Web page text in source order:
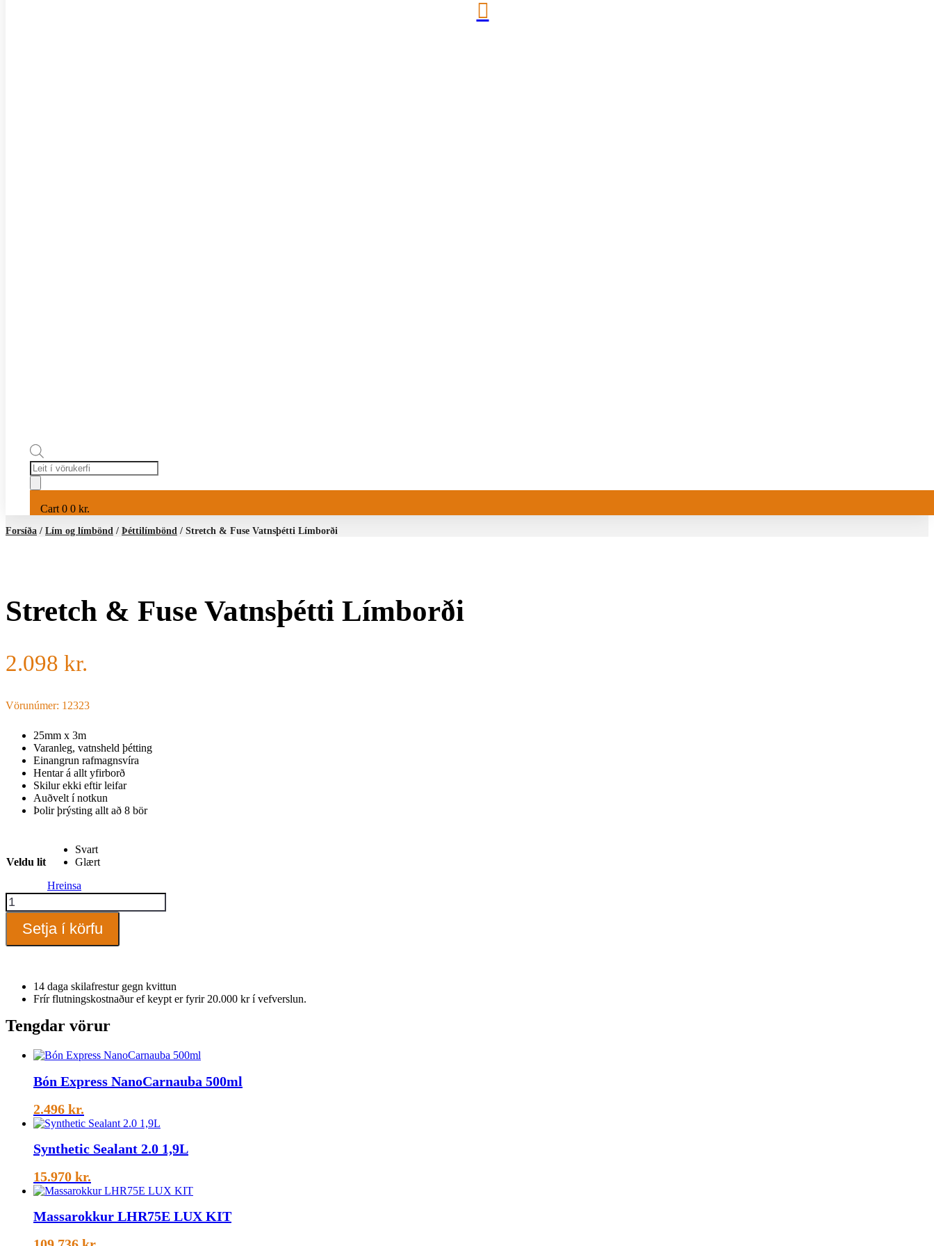

Products
search
Cart 0 0 kr.
Forsíða / Lím og límbönd / Þéttilímbönd / Stretch & Fuse Vatnsþétti Límborði
Stretch & Fuse Vatnsþétti Límborði
2.098 kr.
Vörunúmer: 12323
25mm x 3m
Varanleg, vatnsheld þétting
Einangrun rafmagnsvíra
Hentar á allt yfirborð
Skilur ekki eftir leifar
Auðvelt í notkun
Þolir þrýsting allt að 8 bör
Veldu lit
Svart
Glært
Hreinsa
Stretch
&
Fuse
Vatnsþétti
Límborði
Setja í körfu
14 daga skilafrestur gegn kvittun
Frír flutningskostnaður ef keypt er fyrir 20.000 kr í vefverslun.
Tengdar vörur
Bón Express NanoCarnauba 500ml
2.496 kr.
Synthetic Sealant 2.0 1,9L
15.970 kr.
Massarokkur LHR75E LUX KIT